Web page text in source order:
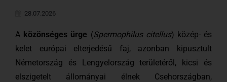
28.07.2026
A közönséges ürge (Spermophilus citellus) közép- és
kelet európai elterjedésű faj, azonban kipusztult
Németország és Lengyelország területéről, kicsi és
elszigetelt állományai élnek Csehországban,